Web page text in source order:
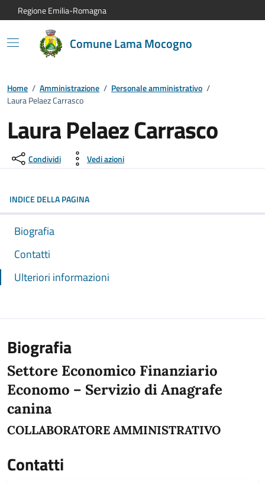
Vai al contenuto principale
Vai alla navigazione del sito
Vai al piede di pagina
Regione Emilia-Romagna
Comune Lama Mocogno
Home / Amministrazione / Personale amministrativo /
Laura Pelaez Carrasco
Laura Pelaez Carrasco
Condividi Vedi azioni
INDICE DELLA PAGINA
Biografia
Contatti
Ulteriori informazioni
Biografia
Settore Economico Finanziario
Economo – Servizio di Anagrafe
canina
COLLABORATORE AMMINISTRATIVO
Contatti